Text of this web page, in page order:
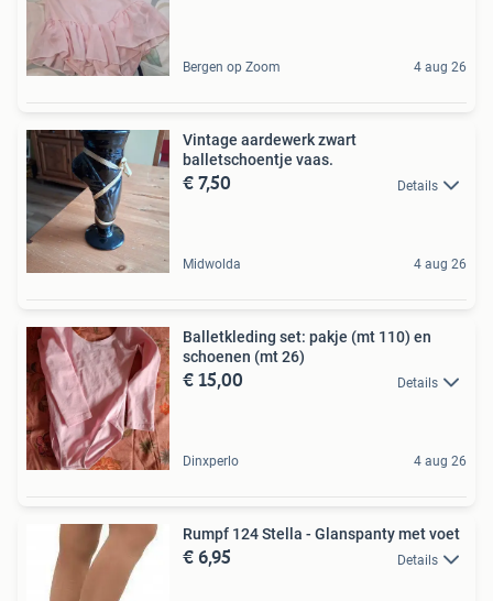
Bergen op Zoom 4 aug 26
Vintage aardewerk zwart
balletschoentje vaas.
€ 7,50 Details
Midwolda 4 aug 26
Balletkleding set: pakje (mt 110) en
schoenen (mt 26)
€ 15,00 Details
Dinxperlo 4 aug 26
Rumpf 124 Stella - Glanspanty met voet
€ 6,95 Details